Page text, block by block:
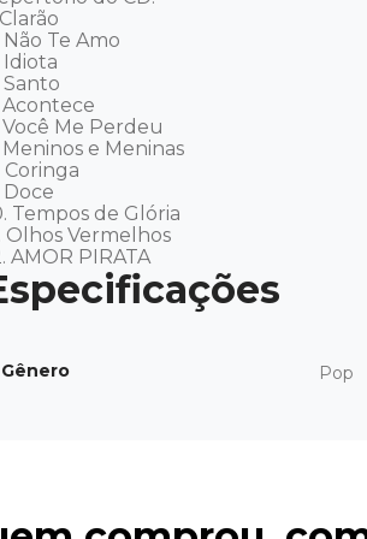
Não Te Amo
Idiota
Santo
Acontece
Você Me Perdeu
Meninos e Meninas
Coringa
Doce
Tempos de Glória
Olhos Vermelhos
AMOR PIRATA
Gênero Pop